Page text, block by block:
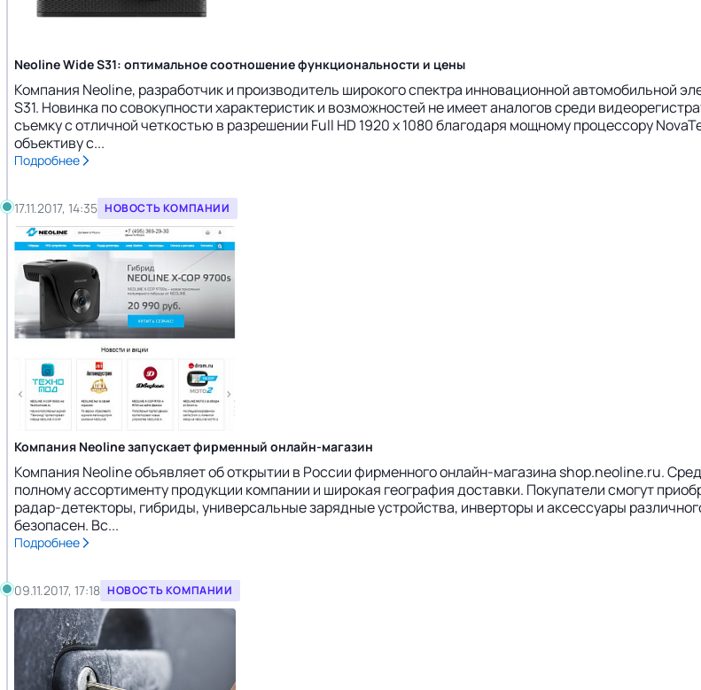
Neoline Wide S31: оптимальное соотношение функциональности и цены
Компания Neoline, разработчик и производитель широкого спектра инновационной автомобильной
S31. Новинка по совокупности характеристик и возможностей не имеет аналогов среди
съемку с отличной четкостью в разрешении Full HD 1920 x 1080 благодаря мощному процессору
объективу с...
Подробнее
17.11.2017, 14:35 НОВОСТЬ КОМПАНИИ
Компания Neoline запускает фирменный онлайн-магазин
Компания Neoline объявляет об открытии в России фирменного онлайн-магазина shop.neoline.ru.
полному ассортименту продукции компании и широкая география доставки. Покупатели смогут
радар-детекторы, гибриды, универсальные зарядные устройства, инверторы и аксессуары
безопасен. Вс...
Подробнее
09.11.2017, 17:18 НОВОСТЬ КОМПАНИИ